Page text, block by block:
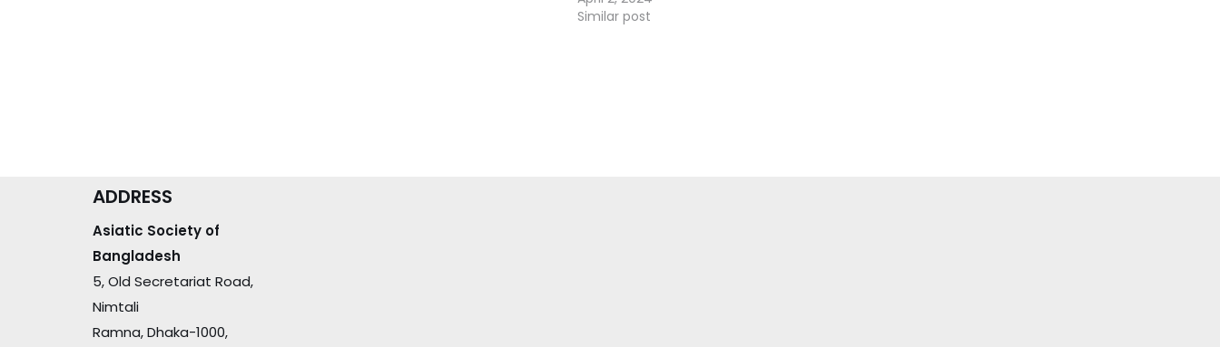
Similar post
ADDRESS
Asiatic Society of
Bangladesh
5, Old Secretariat Road,
Nimtali
Ramna, Dhaka-1000,